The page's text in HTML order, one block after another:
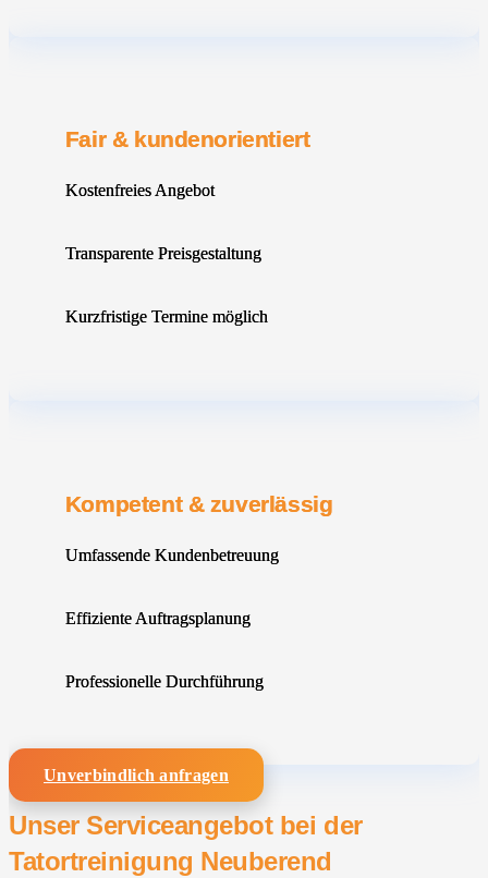
Fair & kundenorientiert
Kostenfreies Angebot
Transparente Preisgestaltung
Kurzfristige Termine möglich
Kompetent & zuverlässig
Umfassende Kundenbetreuung
Effiziente Auftragsplanung
Professionelle Durchführung
Unverbindlich anfragen
Unser Serviceangebot bei der
Tatortreinigung Neuberend